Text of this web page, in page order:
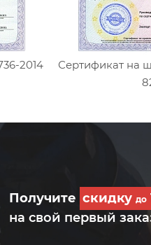
2014
Сертификат на
Получите скидку до
на свой первый